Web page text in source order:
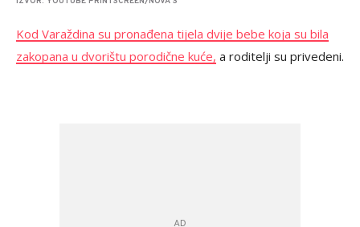
Kod Varaždina su pronađena tijela dvije bebe koja su bila
zakopana u dvorištu porodične kuće, a roditelji su privedeni.